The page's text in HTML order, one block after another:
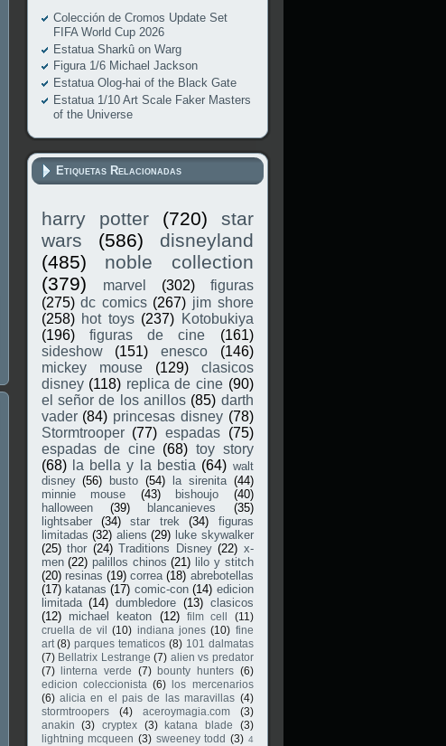
Colección de Cromos Update Set
FIFA World Cup 2026
Estatua Sharkû on Warg
Figura 1/6 Michael Jackson
Estatua Olog-hai of the Black Gate
Estatua 1/10 Art Scale Faker Masters
of the Universe
Etiquetas Relacionadas
harry potter (720)
star
wars
(586)
disneyland
(485)
noble collection
(379)
marvel (302)
figuras
(275) dc comics (267) jim shore
(258) hot toys (237) Kotobukiya
(196)
figuras de cine
(161)
sideshow
(151) enesco
(146)
mickey mouse
(129)
clasicos
disney (118) replica de cine (90)
el señor de los anillos (85) darth
vader (84) princesas disney (78)
Stormtrooper (77) espadas (75)
espadas de cine (68) toy story
(68)
la bella y la bestia (64) walt
disney (56) busto (54) la sirenita (44)
minnie mouse
(43) bishoujo
(40)
halloween
(39) blancanieves
(35)
lightsaber
(34) star trek (34)
figuras
limitadas (32) aliens (29) luke skywalker
(25) thor (24) Traditions Disney (22) x-
men (22) palillos chinos (21) lilo y stitch
(20) resinas (19) correa (18) abrebotellas
(17) katanas (17) comic-con (14) edicion
limitada (14) dumbledore (13) clasicos
(12)
michael keaton (12) film cell
(11)
cruella de vil
(10) indiana jones (10) fine
art (8) parques tematicos (8) 101 dalmatas
(7) Bellatrix Lestrange (7) alien vs predator
(7)
linterna verde (7) bounty hunters (6)
edicion coleccionista (6)
los mercenarios
(6) alicia en el pais de las maravillas (4)
stormtroopers
(4) aceroymagia.com
(3)
anakin
(3) cryptex (3) katana blade
(3)
lightning mcqueen (3) sweeney todd (3) 4